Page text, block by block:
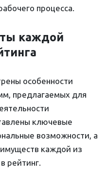
процесса.
каждой
особенности
предлагаемых для
ключевые
возможности, а
каждой из
рейтинг.